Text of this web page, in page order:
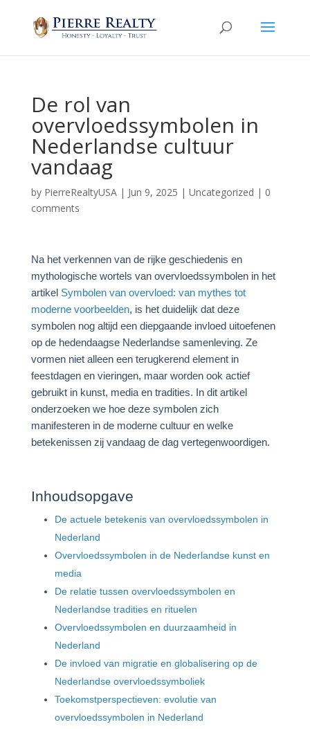
De rol van
overvloedssymbolen in
Nederlandse cultuur
vandaag
by PierreRealtyUSA| Jun 9, 2025 | Uncategorized | 0
comments
Na het verkennen van de rijke geschiedenis en
mythologische wortels van overvloedssymbolen in het
artikel Symbolen van overvloed: van mythes tot
moderne voorbeelden, is het duidelijk dat deze
symbolen nog altijd een diepgaande invloed uitoefenen
op de hedendaagse Nederlandse samenleving. Ze
vormen niet alleen een terugkerend element in
feestdagen en vieringen, maar worden ook actief
gebruikt in kunst, media en tradities. In dit artikel
onderzoeken we hoe deze symbolen zich
manifesteren in de moderne cultuur en welke
betekenissen zij vandaag de dag vertegenwoordigen.
Inhoudsopgave
De actuele betekenis van overvloedssymbolen in
Nederland
Overvloedssymbolen in de Nederlandse kunst en
media
De relatie tussen overvloedssymbolen en
Nederlandse tradities en rituelen
Overvloedssymbolen en duurzaamheid in
Nederland
De invloed van migratie en globalisering op de
Nederlandse overvloedssymboliek
Toekomstperspectieven: evolutie van
overvloedssymbolen in Nederland